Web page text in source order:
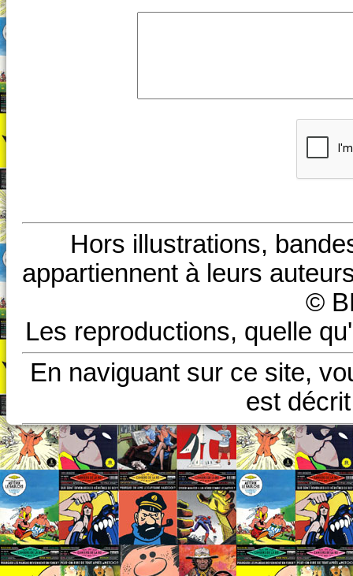
Hors illustrations,
appartiennent à leurs
©
Les reproductions, quelle
En naviguant sur ce site,
est